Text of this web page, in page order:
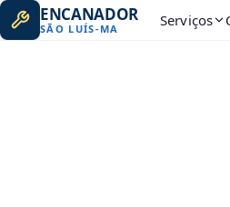
ENCANADOR
SÃO LUÍS-MA Serviços